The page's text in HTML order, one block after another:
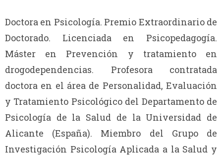
Doctora en Psicología. Premio Extraordinario de
Doctorado. Licenciada en Psicopedagogía.
Máster en Prevención y tratamiento en
drogodependencias. Profesora contratada
doctora en el área de Personalidad, Evaluación
y Tratamiento Psicológico del Departamento de
Psicología de la Salud de la Universidad de
Alicante (España). Miembro del Grupo de
Investigación Psicología Aplicada a la Salud y